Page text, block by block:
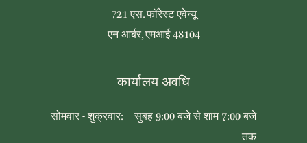
721 एस. फॉरेस्ट एवेन्यू
एन आर्बर, एमआई 48104
कार्यालय अवधि
सोमवार - शुक्रवार:
सुबह 9:00 बजे से शाम 7:00 बजे
तक